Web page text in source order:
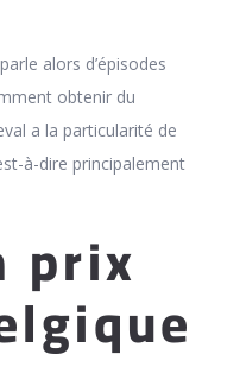
alors d’épisodes
obtenir du
a la particularité de
à-dire principalement
prix